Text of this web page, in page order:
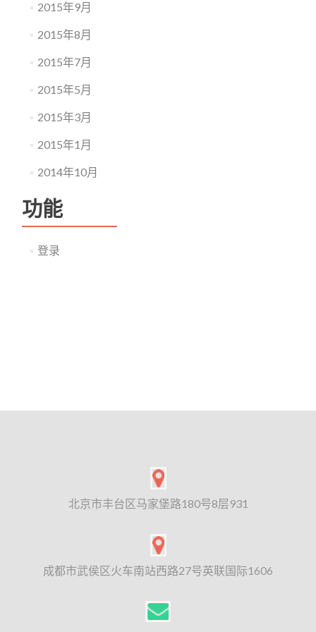
2015年9月
2015年8月
2015年7月
2015年5月
2015年3月
2015年1月
2014年10月
功能
登录
北京市丰台区马家堡路180号8层931
成都市武侯区火车南站西路27号英联国际1606